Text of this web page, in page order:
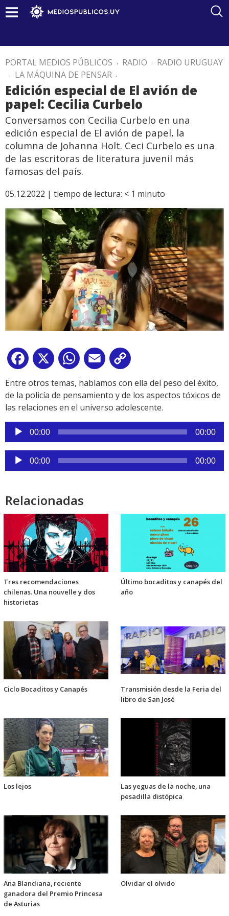
PORTAL MEDIOS PÚBLICOS . RADIO . RADIO URUGUAY
. LA MÁQUINA DE PENSAR .
Edición especial de El avión de
papel: Cecilia Curbelo
Conversamos con Cecilia Curbelo en una
edición especial de El avión de papel, la
columna de Johanna Holt. Ceci Curbelo es una
de las escritoras de literatura juvenil más
famosas del país.
05.12.2022 | tiempo de lectura: < 1 minuto
Facebook
X WhatsApp
Email
Link
Entre otros temas, hablamos con ella del peso del éxito,
de la policía de pensamiento y de los aspectos tóxicos de
las relaciones en el universo adolescente.
Reproductor
de
audio
00:00 00:00
Reproductor
de
00:00 00:00
Relacionadas
Tres recomendaciones
chilenas. Una nouvelle y dos
historietas
Último bocaditos y canapés del
año
Ciclo Bocaditos y Canapés
Transmisión desde la Feria del
libro de San José
Los lejos
Las yeguas de la noche, una
pesadilla distópica
Ana Blandiana, reciente
ganadora del Premio Princesa
de Asturias
Olvidar el olvido